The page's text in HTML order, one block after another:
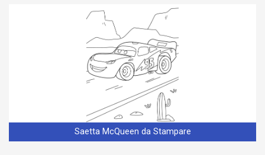
Saetta McQueen da Stampare